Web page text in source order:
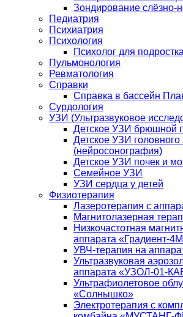
Зондирование слёзно-
Педиатрия
Психиатрия
Психология
Психолог для подростка
Пульмонология
Ревматология
Справки
Справка в бассейн
Сурдология
УЗИ (Ультразвуковое
Детское УЗИ брюшной
Детское УЗИ головного
(нейросонография)
Детское УЗИ почек и
Семейное УЗИ
УЗИ сердца у детей
Физиотерапия
Лазеротерапия с
Магнитолазерная
Низкочастотная
аппарата «Градиент-
УВЧ-терапия на
Ультразвуковая
аппарата «УЗОЛ-01-
Ультрафиолетовое
«Солнышко»
Электротерапия с